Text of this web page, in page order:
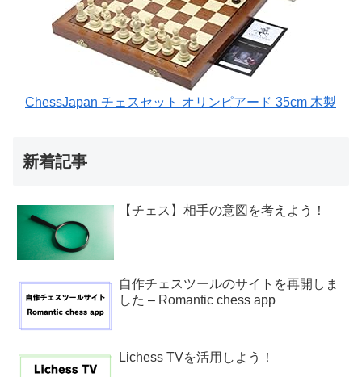
ChessJapan チェスセット オリンピアード 35cm 木製
新着記事
【チェス】相手の意図を考えよう！
自作チェスツールのサイトを再開しま
した – Romantic chess app
Lichess TVを活用しよう！